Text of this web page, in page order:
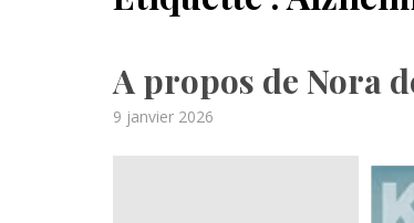
A propos de Nora
Posted
9 janvier 2026